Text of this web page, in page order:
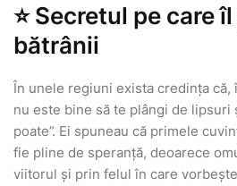
⭐ Secretul pe care
bătrânii
În unele regiuni exista credința că,
nu este bine să te plângi de lipsuri
poate”. Ei spuneau că primele
fie pline de speranță, deoarece
viitorul și prin felul în care